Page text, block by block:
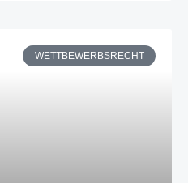
WETTBEWERBSRECHT